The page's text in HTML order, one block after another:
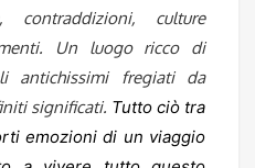
contraddizioni, culture
Un luogo ricco di
antichissimi fregiati da
significati. Tutto ciò tra
emozioni di un viaggio